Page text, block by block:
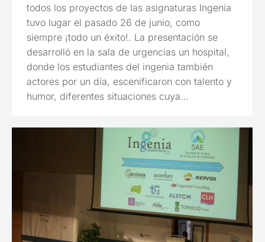
todos los proyectos de las asignaturas Ingenia
tuvo lugar el pasado 26 de junio, como
siempre ¡todo un éxito!. La presentación se
desarrolló en la sala de urgencias un hospital,
donde los estudiantes del ingenia también
actores por un día, escenificaron con talento y
humor, diferentes situaciones cuya…